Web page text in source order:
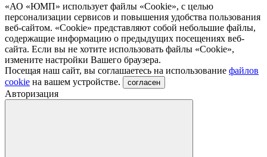
«АО «ЮМП» использует файлы «Сookie», с целью
персонализации сервисов и повышения удобства пользования
веб-сайтом. «Cookie» представляют собой небольшие файлы,
содержащие информацию о предыдущих посещениях веб-
сайта. Если вы не хотите использовать файлы «Сookie»,
измените настройки Вашего браузера.
Посещая наш сайт, вы соглашаетесь на использование файлов
cookie на вашем устройстве. согласен
Авторизация